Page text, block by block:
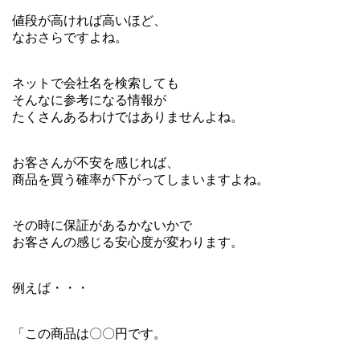
値段が高ければ高いほど、
なおさらですよね。
ネットで会社名を検索しても
そんなに参考になる情報が
たくさんあるわけではありませんよね。
お客さんが不安を感じれば、
商品を買う確率が下がってしまいますよね。
その時に保証があるかないかで
お客さんの感じる安心度が変わります。
例えば・・・
「この商品は〇〇円です。